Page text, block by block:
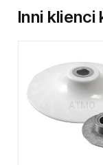
Inni klienci